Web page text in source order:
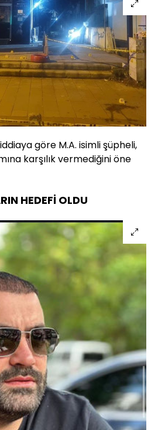
göre M.A. isimli şüpheli,
karşılık vermediğini öne
HEDEFİ OLDU